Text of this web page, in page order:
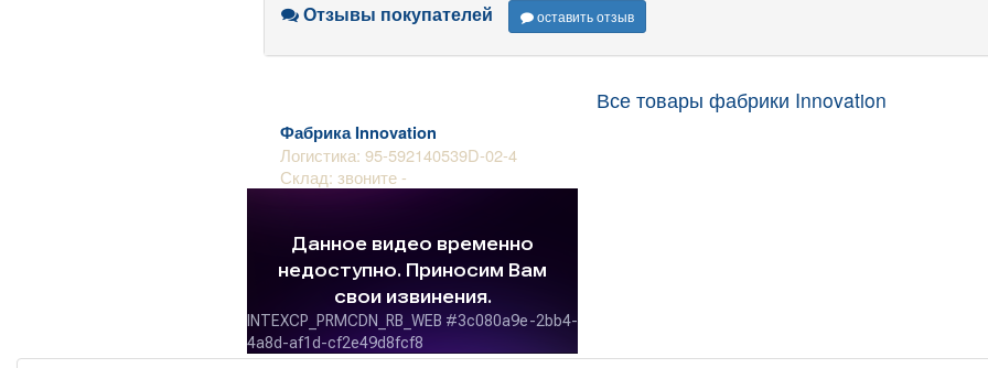
Отзывы покупателей оставить отзыв
Все товары фабрики Innovation
Фабрика Innovation
Логистика: 95-592140539D-02-4
Склад: звоните -